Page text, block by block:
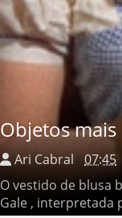
Objetos mais
Ari Cabral
07:45
O vestido de blusa
interpretada pela